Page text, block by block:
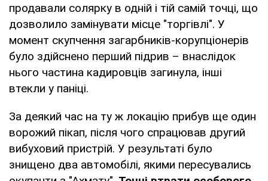
продавали солярку в одній і тій самій точці, що
дозволило замінувати місце "торгівлі". У
момент скупчення загарбників-корупціонерів
було здійснено перший підрив – внаслідок
нього частина кадировців загинула, інші
втекли у паніці.
За деякий час на ту ж локацію прибув ще один
ворожий пікап, після чого спрацював другий
вибуховий пристрій. У результаті було
знищено два автомобілі, якими пересувались